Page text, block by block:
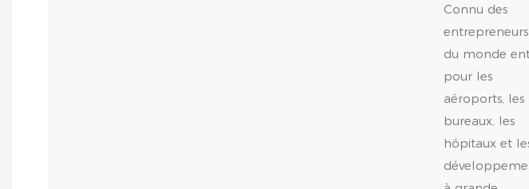
Connu des
entrepreneurs
du monde
pour les
aéroports, les
bureaux, les
hôpitaux et